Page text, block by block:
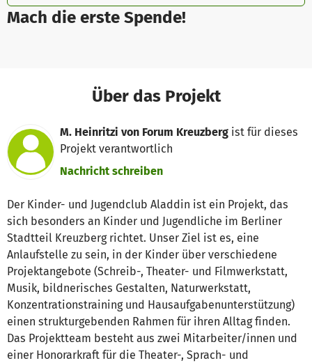
Mach die erste Spende!
Über das Projekt
M. Heinritzi von Forum Kreuzberg ist für dieses
Projekt verantwortlich
Nachricht schreiben
Der Kinder- und Jugendclub Aladdin ist ein Projekt, das
sich besonders an Kinder und Jugendliche im Berliner
Stadtteil Kreuzberg richtet. Unser Ziel ist es, eine
Anlaufstelle zu sein, in der Kinder über verschiedene
Projektangebote (Schreib-, Theater- und Filmwerkstatt,
Musik, bildnerisches Gestalten, Naturwerkstatt,
Konzentrationstraining und Hausaufgabenunterstützung)
einen strukturgebenden Rahmen für ihren Alltag finden.
Das Projektteam besteht aus zwei Mitarbeiter/innen und
einer Honorarkraft für die Theater-, Sprach- und